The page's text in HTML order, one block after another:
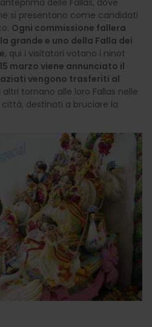
delle Fallas, dove
si presentano come candidati
Ogni commissione fallera
grande e uno della Falla dei
, qui i visitatori votano i ninot
marzo viene annunciato il
vengono trasferiti al
tornano alle loro Fallas nelle
destinati a bruciare la